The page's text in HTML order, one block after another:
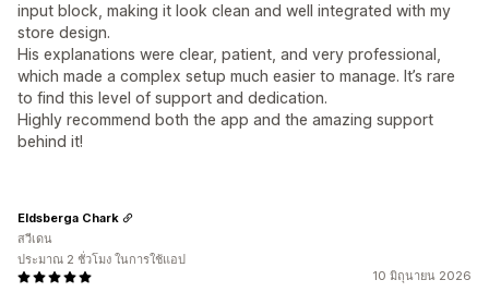
input block, making it look clean and well integrated with my
store design.
His explanations were clear, patient, and very professional,
which made a complex setup much easier to manage. It’s rare
to find this level of support and dedication.
Highly recommend both the app and the amazing support
behind it!
10 มิถุนายน 2026
Eldsberga Chark
สวีเดน
ประมาณ 2 ชั่วโมง ในการใช้แอป